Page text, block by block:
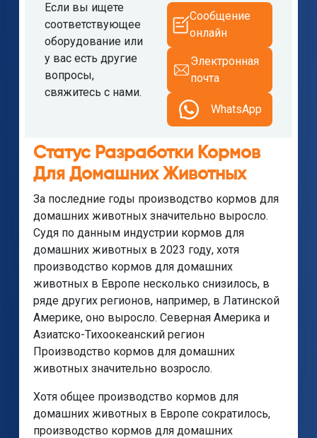
Если вы ищете
соответствующее
оборудование или
у вас есть другие
вопросы,
свяжитесь с нами.
Сообщение
онлайн
Электронная
почта
WhatsApp
Статус Разработки Кормов
Для Домашних Животных
За последние годы производство кормов для
домашних животных значительно выросло.
Судя по данным индустрии кормов для
домашних животных в 2023 году, хотя
производство кормов для домашних
животных в Европе несколько снизилось, в
ряде других регионов, например, в Латинской
Америке, оно выросло. Северная Америка и
Азиатско-Тихоокеанский регион
Производство кормов для домашних
животных значительно возросло.
Хотя общее производство кормов для
домашних животных в Европе сократилось,
производство кормов для домашних